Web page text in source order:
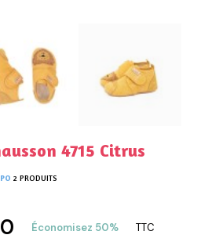
4715 Citrus
2 PRODUITS
Économisez 50% TTC